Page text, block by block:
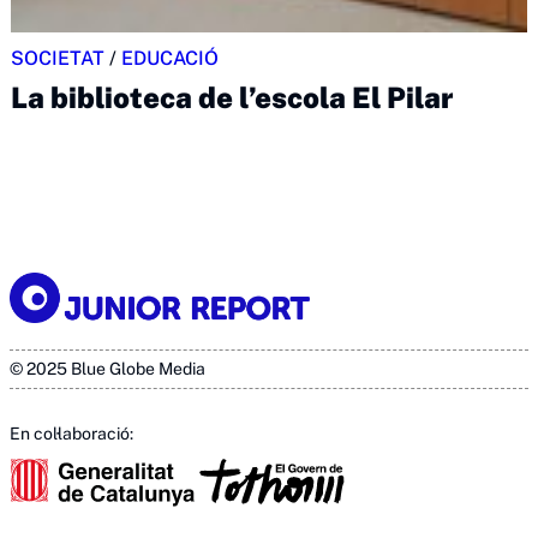
SOCIETAT / EDUCACIÓ
La biblioteca de l’escola El Pilar
© 2025 Blue Globe Media
En col·laboració: